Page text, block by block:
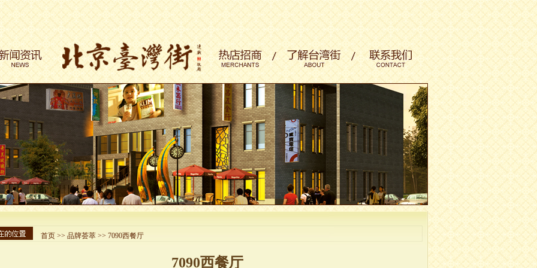
首页 >> 品牌荟萃 >> 7090西餐厅
7090西餐厅